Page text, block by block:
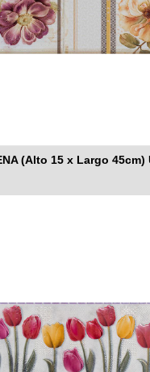
(Alto 15 x Largo 45cm)